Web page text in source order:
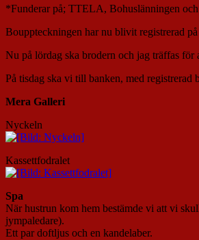
*Funderar på; TTELA, Bohuslänningen och
Bouppteckningen har nu blivit registrerad
Nu på lördag ska brodern och jag träffas för
På tisdag ska vi till banken, med registrerad
Mera Galleri
Nyckeln
Kassettfodralet
Spa
När hustrun kom hem bestämde vi att vi
jympaledare).
Ett par doftljus och en kandelaber.